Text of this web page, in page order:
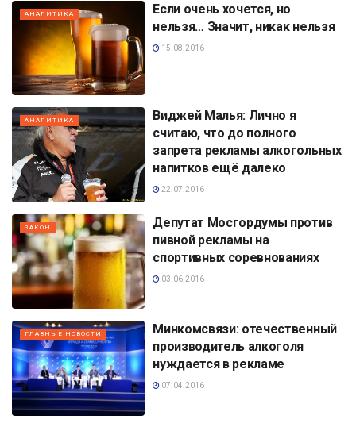
АНАЛИТИКА
Если очень хочется, но
нельзя… Значит, никак нельзя
15.08.2016
АНАЛИТИКА
Виджей Малья: Лично я
считаю, что до полного
запрета рекламы алкогольных
напитков ещё далеко
22.07.2016
ЗАКОН
Депутат Мосгордумы против
пивной рекламы на
спортивных соревнованиях
03.06.2016
ГЛАВНЫЕ НОВОСТИ
Минкомсвязи: отечественный
производитель алкоголя
нуждается в рекламе
07.04.2016